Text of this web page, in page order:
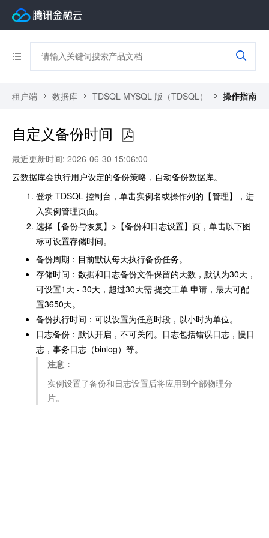
租户端 数据库 TDSQL MYSQL 版（TDSQL） 操作指南
自定义备份时间
最近更新时间: 2026-06-30 15:06:00
云数据库会执行用户设定的备份策略，自动备份数据库。
登录 TDSQL 控制台 ，单击实例名或操作列的【管理】，进
入实例管理页面。
选择【备份与恢复】>【备份和日志设置】页，单击以下图
标可设置存储时间。
备份周期：目前默认每天执行备份任务。
存储时间：数据和日志备份文件保留的天数，默认为30天，
可设置1天 - 30天，超过30天需 提交工单 申请，最大可配
置3650天。
备份执行时间：可以设置为任意时段，以小时为单位。
日志备份：默认开启，不可关闭。日志包括错误日志，慢日
志，事务日志（binlog）等。
注意：
实例设置了备份和日志设置后将应用到全部物理分
片。